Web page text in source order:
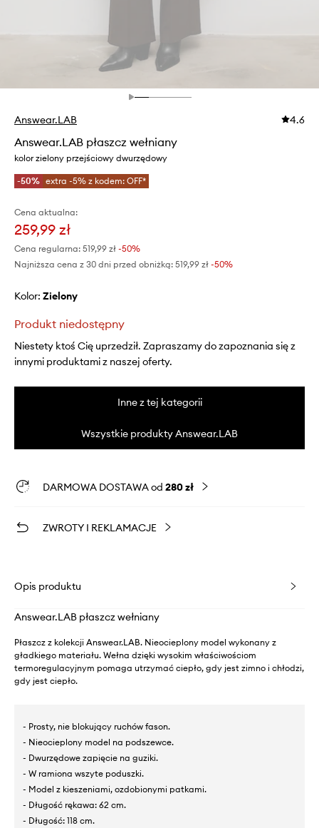
Answear.LAB 4.6
Answear.LAB płaszcz wełniany
kolor zielony przejściowy dwurzędowy
-50% extra -5% z kodem: OFF*
Cena aktualna:
259,99 zł
Cena regularna: 519,99 zł -50%
Najniższa cena z 30 dni przed obniżką: 519,99 zł -50%
Kolor: zielony
Produkt niedostępny
Niestety ktoś Cię uprzedził. Zapraszamy do zapoznania się z
innymi produktami z naszej oferty.
Inne z tej kategorii
Wszystkie produkty Answear.LAB
DARMOWA DOSTAWA od 280 zł
ZWROTY I REKLAMACJE
Opis produktu
Answear.LAB płaszcz wełniany
Płaszcz z kolekcji Answear.LAB. Nieocieplony model wykonany z
gładkiego materiału. Wełna dzięki wysokim właściwościom
termoregulacyjnym pomaga utrzymać ciepło, gdy jest zimno i chłodzi,
gdy jest ciepło.
- Prosty, nie blokujący ruchów fason.
- Nieocieplony model na podszewce.
- Dwurzędowe zapięcie na guziki.
- W ramiona wszyte poduszki.
- Model z kieszeniami, ozdobionymi patkami.
- Długość rękawa: 62 cm.
- Długość: 118 cm.